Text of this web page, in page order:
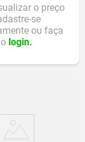
o preço
se
ou faça
o login.